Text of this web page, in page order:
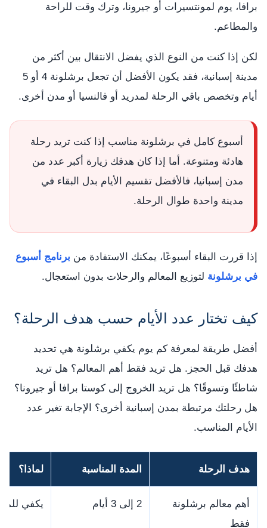
برافا، يوم لمونتسيرات أو جيرونا، وترك وقت للراحة
والمطاعم.
لكن إذا كنت من النوع الذي يفضل الانتقال بين أكثر من
مدينة إسبانية، فقد يكون الأفضل أن تجعل برشلونة 4 أو 5
أيام وتخصص باقي الرحلة لمدريد أو فالنسيا أو مدن أخرى.
أسبوع كامل في برشلونة مناسب إذا كنت تريد رحلة
هادئة ومتنوعة. أما إذا كان هدفك زيارة أكبر عدد من
مدن إسبانيا، فالأفضل تقسيم الأيام بدل البقاء في
مدينة واحدة طوال الرحلة.
إذا قررت البقاء أسبوعًا، يمكنك الاستفادة من برنامج أسبوع
في برشلونة لتوزيع المعالم والرحلات بدون استعجال.
كيف تختار عدد الأيام حسب هدف الرحلة؟
أفضل طريقة لمعرفة كم يوم يكفي برشلونة هي تحديد
هدفك قبل الحجز. هل تريد فقط أهم المعالم؟ هل تريد
شاطئًا وتسوقًا؟ هل تريد الخروج إلى كوستا برافا أو جيرونا؟
هل رحلتك مرتبطة بمدن إسبانية أخرى؟ الإجابة تغير عدد
الأيام المناسب.
هدف الرحلة المدة المناسبة لماذا؟
أهم معالم برشلونة
فقط
2 إلى 3 أيام يكفي